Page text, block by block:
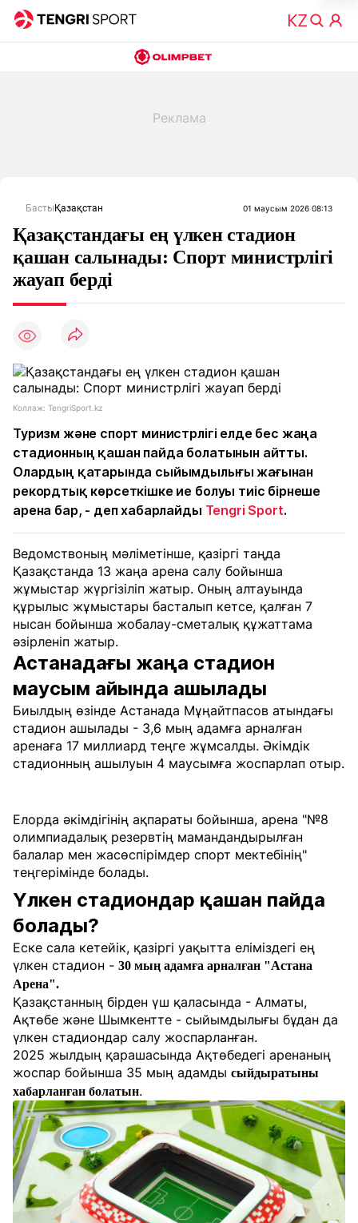
БастыҚазақстан 01 маусым 2026 08:13
Қазақстандағы ең үлкен стадион
қашан салынады: Спорт министрлігі
жауап берді
Коллаж: TengriSport.kz
Туризм және спорт министрлігі елде бес жаңа
стадионның қашан пайда болатынын айтты.
Олардың қатарында сыйымдылығы жағынан
рекордтық көрсеткішке ие болуы тиіс бірнеше
арена бар, - деп хабарлайды Tengri Sport.
Ведомствоның мәліметінше, қазіргі таңда
Қазақстанда 13 жаңа арена салу бойынша
жұмыстар жүргізіліп жатыр. Оның алтауында
құрылыс жұмыстары басталып кетсе, қалған 7
нысан бойынша жобалау-сметалық құжаттама
әзірленіп жатыр.
Астанадағы жаңа стадион
маусым айында ашылады
Биылдың өзінде Астанада Мұңайтпасов атындағы
стадион ашылады - 3,6 мың адамға арналған
аренаға 17 миллиард теңге жұмсалды. Әкімдік
стадионның ашылуын 4 маусымға жоспарлап отыр.
Елорда әкімдігінің ақпараты бойынша, арена "№8
олимпиадалық резервтің мамандандырылған
балалар мен жасөспірімдер спорт мектебінің"
теңгерімінде болады.
Үлкен стадиондар қашан пайда
болады?
Еске сала кетейік, қазіргі уақытта еліміздегі ең
үлкен стадион - 30 мың адамға арналған "Астана
Арена".
Қазақстанның бірден үш қаласында - Алматы,
Ақтөбе және Шымкентте - сыйымдылығы бұдан да
үлкен стадиондар салу жоспарланған.
2025 жылдың қарашасында Ақтөбедегі аренаның
жоспар бойынша 35 мың адамды сыйдыратыны
хабарланған болатын.